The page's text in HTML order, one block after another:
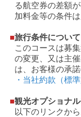
る航空券の差額
加料金等の条件
■旅行条件について
このコースは募
の変更、又は主
は、お客様の承
・当社約款（標
■観光オプショナ
以下のリンクか